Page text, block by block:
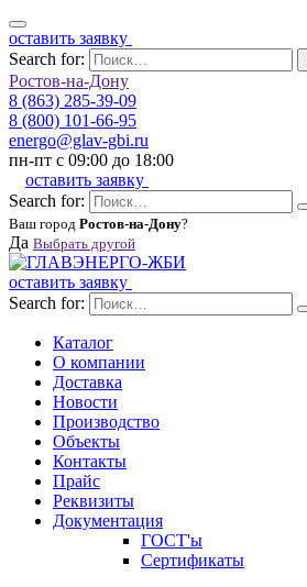
оставить заявку
Search for:
Ростов-на-Дону
8 (863) 285-39-09
8 (800) 101-66-95
energo@glav-gbi.ru
пн-пт с 09:00 до 18:00
оставить заявку
Search for:
Ваш город Ростов-на-Дону?
Да Выбрать другой
оставить заявку
Search for:
Каталог
О компании
Доставка
Новости
Производство
Объекты
Контакты
Прайс
Реквизиты
Документация
ГОСТ'ы
Сертификаты